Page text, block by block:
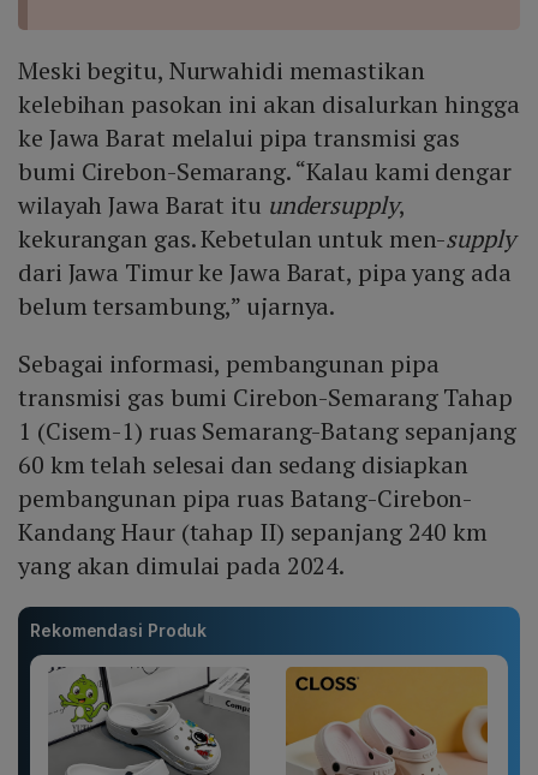
Meski begitu, Nurwahidi memastikan
kelebihan pasokan ini akan disalurkan hingga
ke Jawa Barat melalui pipa transmisi gas
bumi Cirebon-Semarang. “Kalau kami dengar
wilayah Jawa Barat itu undersupply,
kekurangan gas. Kebetulan untuk men-supply
dari Jawa Timur ke Jawa Barat, pipa yang ada
belum tersambung,” ujarnya.
Sebagai informasi, pembangunan pipa
transmisi gas bumi Cirebon-Semarang Tahap
1 (Cisem-1) ruas Semarang-Batang sepanjang
60 km telah selesai dan sedang disiapkan
pembangunan pipa ruas Batang-Cirebon-
Kandang Haur (tahap II) sepanjang 240 km
yang akan dimulai pada 2024.
Rekomendasi Produk